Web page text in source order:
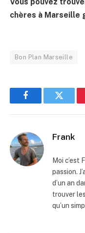
chères à Marseille
Bon Plan Marseille
FacebookTwitter
Frank
Moi c’est
passion.
d’un an
trouver
qu’un